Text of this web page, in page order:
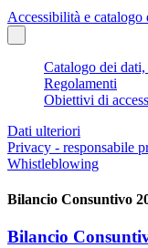
Accessibilità e catalogo
Catalogo dei
Regolamenti
Obiettivi di
Dati ulteriori
Privacy - responsabile
Whistleblowing
Bilancio Consuntivo
Bilancio